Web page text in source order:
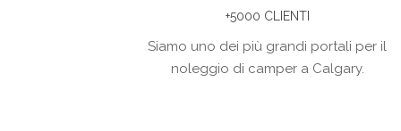
+5000 CLIENTI
Siamo uno dei più grandi portali per il
noleggio di camper a Calgary.